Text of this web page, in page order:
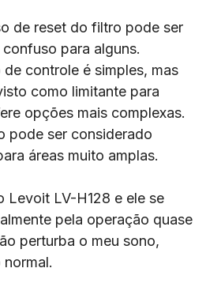
de reset do filtro pode ser
para alguns.
de controle é simples, mas
como limitante para
opções mais complexas.
pode ser considerado
áreas muito amplas.
Levoit LV-H128 e ele se
pela operação quase
perturba o meu sono,